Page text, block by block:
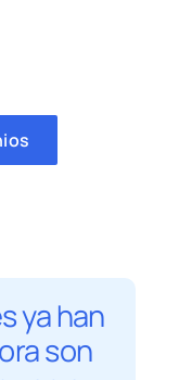
ya han
son